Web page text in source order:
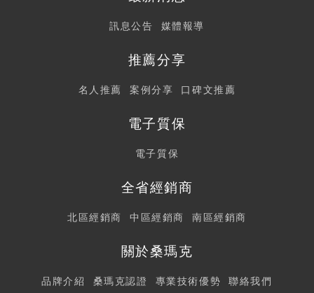
訊息公告 媒體報導
推薦分享
名人推薦 案例分享 口碑文推薦
電子質保
電子質保
全省經銷商
北區經銷商 中區經銷商 南區經銷商
關於桑瑪克
品牌介紹 桑瑪克認證 專業技術優勢 聯絡我們